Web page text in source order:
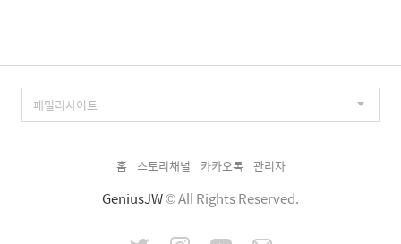
홈 스토리채널 카카오톡 관리자
GeniusJW© All Rights Reserved.